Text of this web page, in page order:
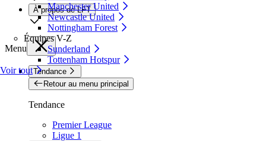
Manchester United
Newcastle United
Nottingham Forest
Équipes V-Z
Sunderland
Tottenham Hotspur
Voir tout
À propos de LFT
Menu
Tendance
Retour au menu principal
Tendance
Premier League
Ligue 1